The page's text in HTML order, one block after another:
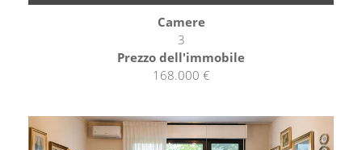
Camere
3
Prezzo dell'immobile
168.000 €